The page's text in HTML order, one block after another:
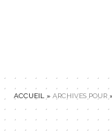
ACCUEIL » ARCHIVES POUR